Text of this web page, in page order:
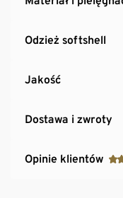
Odzież softshell
Jakość
Dostawa i zwroty
Opinie klientów